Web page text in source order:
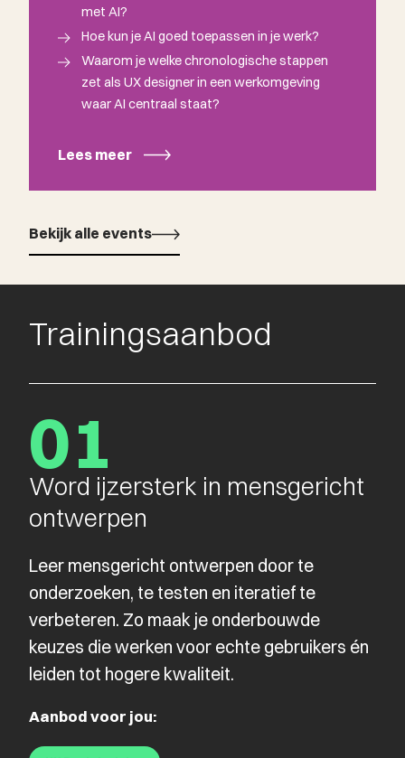
met AI?
Hoe kun je AI goed toepassen in je werk?
Waarom je welke chronologische stappen
zet als UX designer in een werkomgeving
waar AI centraal staat?
Lees meer
Bekijk alle events
Trainingsaanbod
01
Word ijzersterk in mensgericht
ontwerpen
Leer mensgericht ontwerpen door te
onderzoeken, te testen en iteratief te
verbeteren. Zo maak je onderbouwde
keuzes die werken voor echte gebruikers én
leiden tot hogere kwaliteit.
Aanbod voor jou: